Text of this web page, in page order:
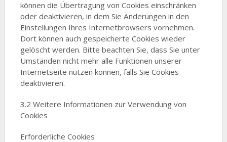
können die Übertragung von Cookies einschränken
oder deaktivieren, in dem Sie Änderungen in den
Einstellungen Ihres Internetbrowsers vornehmen.
Dort können auch gespeicherte Cookies wieder
gelöscht werden. Bitte beachten Sie, dass Sie unter
Umständen nicht mehr alle Funktionen unserer
Internetseite nutzen können, falls Sie Cookies
deaktivieren.
3.2 Weitere Informationen zur Verwendung von
Cookies
Erforderliche Cookies